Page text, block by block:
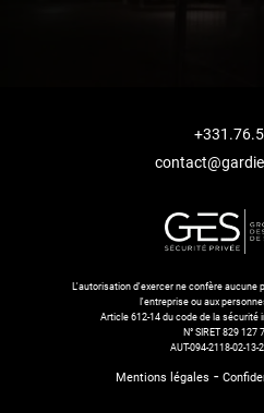
L'autorisation d'exercer ne confère aucune
l'entreprise ou aux
Article 612-14 du code de la sécurité
N° SIRET 829 127
AUT-094-2118-02-13-
Mentions légales -